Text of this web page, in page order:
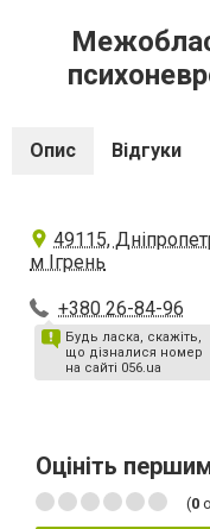
Опис Відгуки
49115,
м Ігрень
+380 26-84-96
Будь ласка, скажіть,
що дізналися номер
на сайті 056.ua
Оцініть
(0